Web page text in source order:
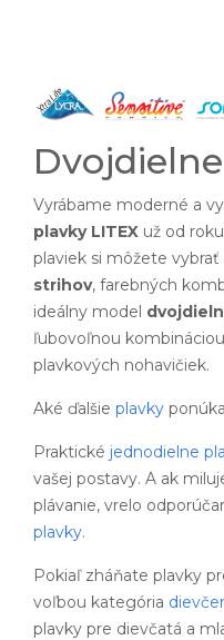
Vyrábame moderné a
plavky LITEX už od
plaviek si môžete vybrať
strihov, farebných
ideálny model
ľubovoľnou
plavkových nohavičiek.
Aké ďalšie plavky
Praktické jednodielne
vašej postavy. A ak
plávanie, vrelo
plavky.
Pokiaľ zháňate plavky
voľbou kategória
plavky pre dievčatá a